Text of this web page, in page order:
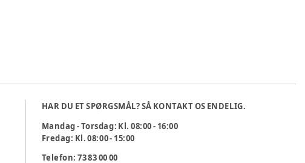
HAR DU ET SPØRGSMÅL? SÅ KONTAKT OS ENDELIG.
Mandag - Torsdag: Kl. 08:00 - 16:00
Fredag: Kl. 08:00 - 15:00
Telefon: 73 83 00 00